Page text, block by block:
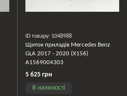
ID товару: 1048988
Щиток приладів Mercedes Benz
GLA 2017 - 2020 (X156)
A1569004303
5 625 грн
В наявності